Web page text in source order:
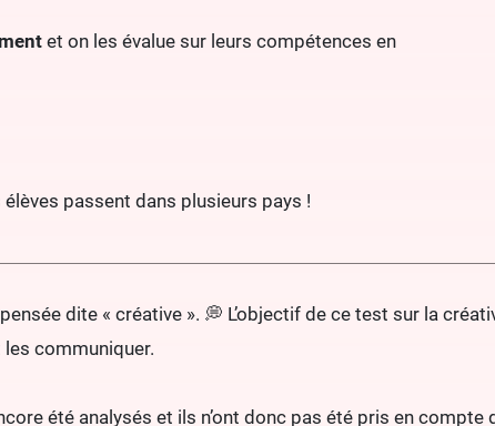
et on les évalue sur leurs compétences en
passent dans plusieurs pays !
dite « créative ». 💭 L’objectif de ce test sur la
communiquer.
été analysés et ils n’ont donc pas été pris en